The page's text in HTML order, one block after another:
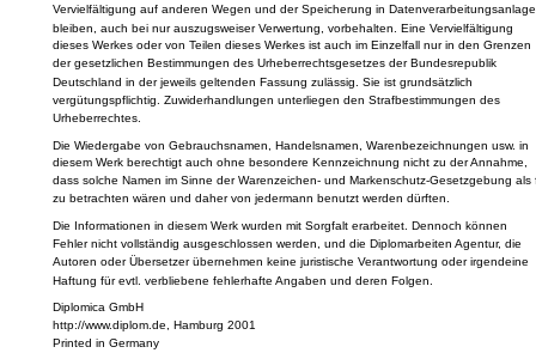
Vervielfältigung auf anderen Wegen und der Speicherung in
bleiben, auch bei nur auszugsweiser Verwertung, vorbehalten. Eine Vervielfältigung
dieses Werkes oder von Teilen dieses Werkes ist auch im Einzelfall nur in den Grenzen
der gesetzlichen Bestimmungen des Urheberrechtsgesetzes der Bundesrepublik
Deutschland in der jeweils geltenden Fassung zulässig. Sie ist grundsätzlich
vergütungspflichtig. Zuwiderhandlungen unterliegen den Strafbestimmungen des
Urheberrechtes.
Die Wiedergabe von Gebrauchsnamen, Handelsnamen, Warenbezeichnungen usw. in
diesem Werk berechtigt auch ohne besondere Kennzeichnung nicht zu der Annahme,
dass solche Namen im Sinne der Warenzeichen- und Markenschutz-Gesetzgebung als
zu betrachten wären und daher von jedermann benutzt werden dürften.
Die Informationen in diesem Werk wurden mit Sorgfalt erarbeitet. Dennoch können
Fehler nicht vollständig ausgeschlossen werden, und die Diplomarbeiten Agentur, die
Autoren oder Übersetzer übernehmen keine juristische Verantwortung oder irgendeine
Haftung für evtl. verbliebene fehlerhafte Angaben und deren Folgen.
Diplomica GmbH
http://www.diplom.de, Hamburg 2001
Printed in Germany